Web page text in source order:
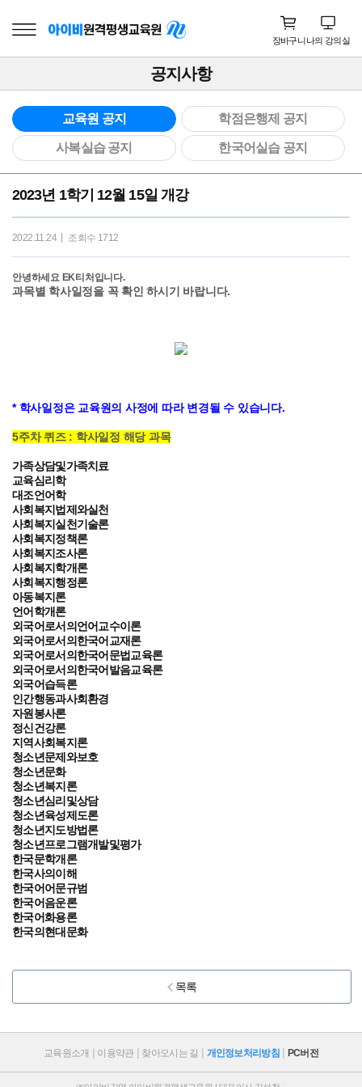
장바구니나의 강의실
공지사항
교육원 공지 학점은행제 공지
사복실습 공지 한국어실습 공지
2023년 1학기 12월 15일 개강
2022.11.24 조회수 1712
안녕하세요 EK티처입니다.
과목별 학사일정을 꼭 확인 하시기 바랍니다.
* 학사일정은 교육원의 사정에 따라 변경될 수 있습니다.
5주차 퀴즈 : 학사일정 해당 과목
가족상담및가족치료
교육심리학
대조언어학
사회복지법제와실천
사회복지실천기술론
사회복지정책론
사회복지조사론
사회복지학개론
사회복지행정론
아동복지론
언어학개론
외국어로서의언어교수이론
외국어로서의한국어교재론
외국어로서의한국어문법교육론
외국어로서의한국어발음교육론
외국어습득론
인간행동과사회환경
자원봉사론
정신건강론
지역사회복지론
청소년문제와보호
청소년문화
청소년복지론
청소년심리및상담
청소년육성제도론
청소년지도방법론
청소년프로그램개발및평가
한국문학개론
한국사의이해
한국어어문규범
한국어음운론
한국어화용론
한국의현대문화
목록
교육원소개 이용약관 찾아오시는 길 개인정보처리방침 PC버전